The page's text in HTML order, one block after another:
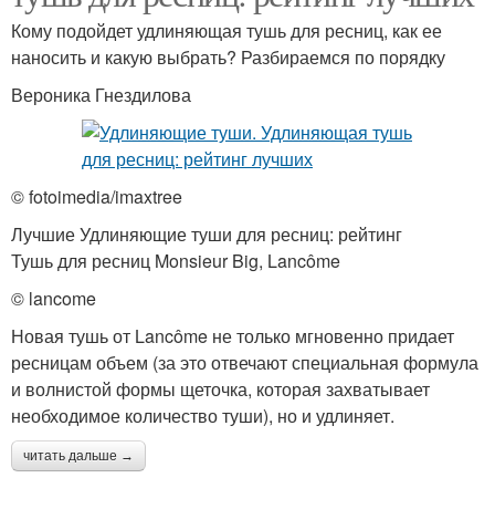
Кому подойдет удлиняющая тушь для ресниц, как ее
наносить и какую выбрать? Разбираемся по порядку
Вероника Гнездилова
© fotoimedia/imaxtree
Лучшие Удлиняющие туши для ресниц: рейтинг
Тушь для ресниц Monsieur Big, Lancôme
© lancome
Новая тушь от Lancôme не только мгновенно придает
ресницам объем (за это отвечают специальная формула
и волнистой формы щеточка, которая захватывает
необходимое количество туши), но и удлиняет.
читать дальше →